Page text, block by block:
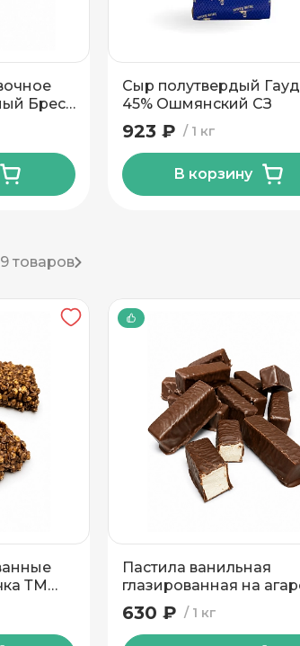
Брест
1 кг
Сыр полутвердый
45% Ошмянский СЗ
1 кг
923 ₽
В корзину
товаров
ТМ
Пастила ванильная
глазированная на
Красный Мозырянин 1
1 кг
630 ₽